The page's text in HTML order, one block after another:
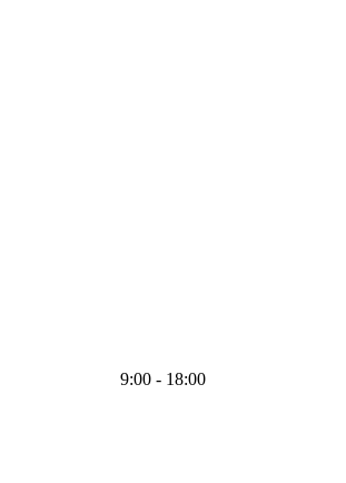
9:00 - 18:00